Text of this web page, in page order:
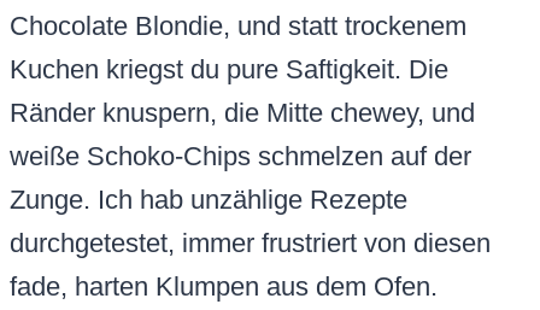
Chocolate Blondie, und statt trockenem
Kuchen kriegst du pure Saftigkeit. Die
Ränder knuspern, die Mitte chewey, und
weiße Schoko-Chips schmelzen auf der
Zunge. Ich hab unzählige Rezepte
durchgetestet, immer frustriert von diesen
fade, harten Klumpen aus dem Ofen.